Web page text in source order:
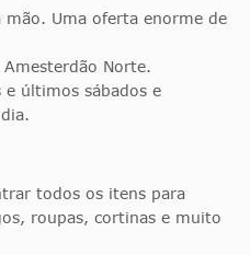
mão. Uma oferta enorme de
Norte.
e últimos sábados e
todos os itens para
roupas, cortinas e muito